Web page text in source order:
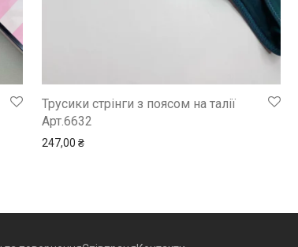
Трусики стрінги з поясом на талії
Арт.6632
247,00 ₴